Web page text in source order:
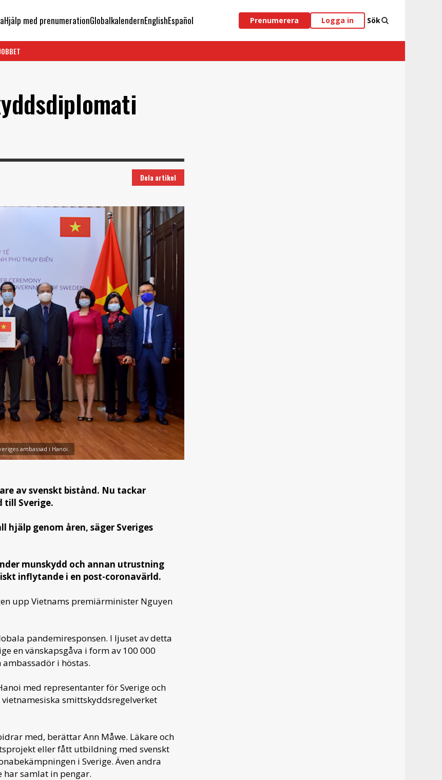
Hjälp med prenumerationGlobalkalendernEnglishEspañol Prenumerera Logga in Sök
Dela artikel
ambassad i Hanoi.
av svenskt bistånd. Nu tackar
till Sverige.
genom åren, säger Sveriges
munskydd och annan utrustning
inflytande i en post-coronavärld.
upp Vietnams premiärminister Nguyen
pandemiresponsen. I ljuset av detta
en vänskapsgåva i form av 100 000
i höstas.
med representanter för Sverige och
smittskyddsregelverket
med, berättar Ann Måwe. Läkare och
eller fått utbildning med svenskt
i Sverige. Även andra
samlat in pengar.